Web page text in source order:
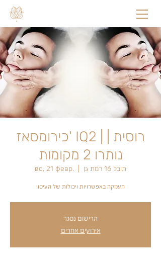
כירומסאז' IQ2 | רוסית |
נותרו 2 מקומות
вс, 21 февр. תובל 16 רמת גן
העמקה באפשרויות ויכולות של העיסוי
הרישום נסגר
אירועים אחרים